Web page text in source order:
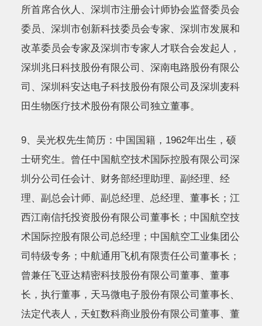
所首席合伙人、深圳市注册会计师协会监督委员会
委员、深圳市创新科技委员会专家、深圳市发展和
改革委员会专家及深圳市专家人才联合会发起人，
深圳兆日科技股份有限公司、深南电路股份有限公
司、深圳科安达电子科技股份有限公司及深圳麦科
田生物医疗技术股份有限公司独立董事。
9、吴光权先生简历：中国国籍，1962年出生，硕
士研究生。曾任中国航空技术国际控股有限公司深
圳分公司任会计、财务部经理助理、副经理、经
理、副总会计师、副总经理、总经理、董事长；江
西江南信托投资股份有限公司董事长；中国航空技
术国际控股有限公司总经理；中国航空工业集团公
司特级专务；中航通用飞机有限责任公司董事长；
曾兼任飞亚达精密科技股份有限公司董事、董事
长，执行董事，天马微电子股份有限公司董事长、
法定代表人，天虹数科商业股份有限公司董事、董